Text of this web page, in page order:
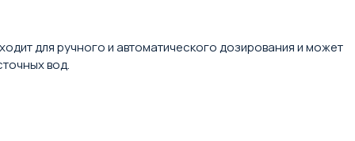
для ручного и автоматического дозирования и может
вод.